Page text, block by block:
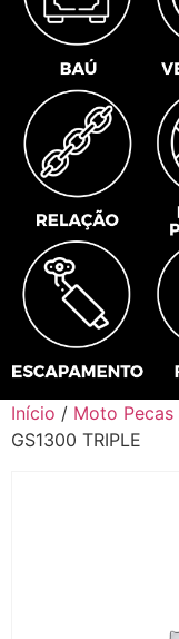
Início / Moto Pecas
GS1300 TRIPLE